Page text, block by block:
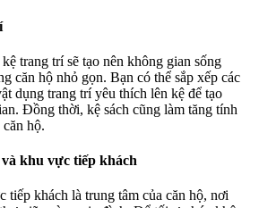
trang trí sẽ tạo nên không gian sống
căn hộ nhỏ gọn. Bạn có thể sắp xếp các
dụng trang trí yêu thích lên kệ để tạo
Đồng thời, kệ sách cũng làm tăng tính
hộ.
khu vực tiếp khách
tiếp khách là trung tâm của căn hộ, nơi